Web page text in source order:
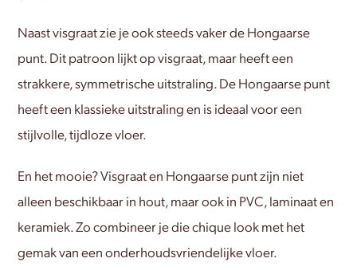
Naast visgraat zie je ook steeds vaker de Hongaarse
punt. Dit patroon lijkt op visgraat, maar heeft een
strakkere, symmetrische uitstraling. De Hongaarse punt
heeft een klassieke uitstraling en is ideaal voor een
stijlvolle, tijdloze vloer.
En het mooie? Visgraat en Hongaarse punt zijn niet
alleen beschikbaar in hout, maar ook in PVC, laminaat en
keramiek. Zo combineer je die chique look met het
gemak van een onderhoudsvriendelijke vloer.